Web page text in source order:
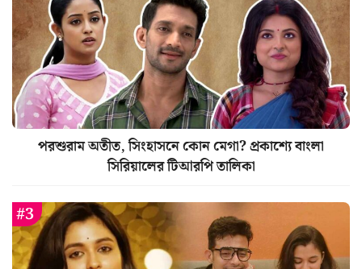
পরশুরাম অতীত, সিংহাসনে কোন মেগা? প্রকাশ্যে বাংলা
সিরিয়ালের টিআরপি তালিকা